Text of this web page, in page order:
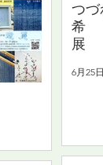
つ
希
6/
6月25日